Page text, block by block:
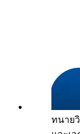
ทนาย